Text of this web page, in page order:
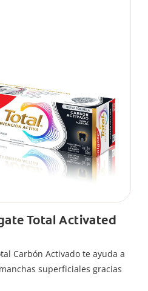
Total Activated
Carbón Activado te ayuda a
superficiales gracias